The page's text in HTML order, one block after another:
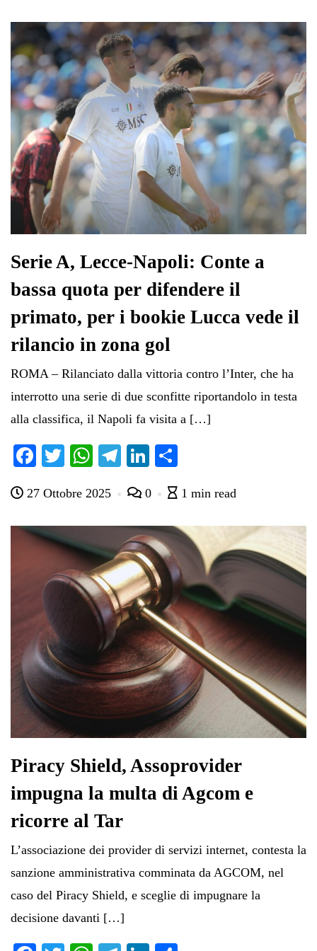
Serie A, Lecce-Napoli: Conte a
bassa quota per difendere il
primato, per i bookie Lucca vede il
rilancio in zona gol
ROMA – Rilanciato dalla vittoria contro l’Inter, che ha
interrotto una serie di due sconfitte riportandolo in testa
alla classifica, il Napoli fa visita a […]
Fa
bo
ok
T
tte
r
W
ts
A
pp
Te
gr
a
m
Li
ed
In
di
vi
di
27 Ottobre 2025 0 1 min read
Piracy Shield, Assoprovider
impugna la multa di Agcom e
ricorre al Tar
L’associazione dei provider di servizi internet, contesta la
sanzione amministrativa comminata da AGCOM, nel
caso del Piracy Shield, e sceglie di impugnare la
decisione davanti […]